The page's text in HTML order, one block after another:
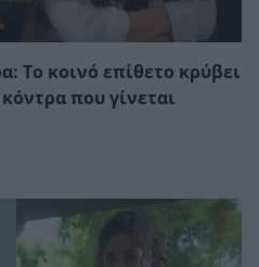
Το κοινό επίθετο κρύβει
που γίνεται